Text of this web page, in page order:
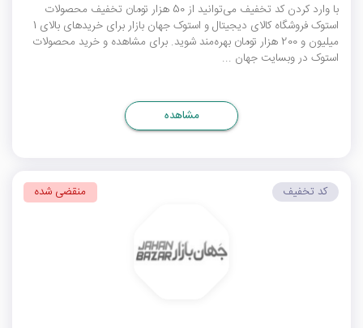
با وارد کردن کد تخفیف می‌توانید از 50 هزار تومان تخفیف محصولات
استوک فروشگاه کالای دیجیتال و استوک جهان بازار برای خریدهای بالای 1
میلیون و 200 هزار تومان بهره‌مند شوید. برای مشاهده و خرید محصولات
استوک در وبسایت جهان ...
مشاهده
کد تخفیف منقضی شده